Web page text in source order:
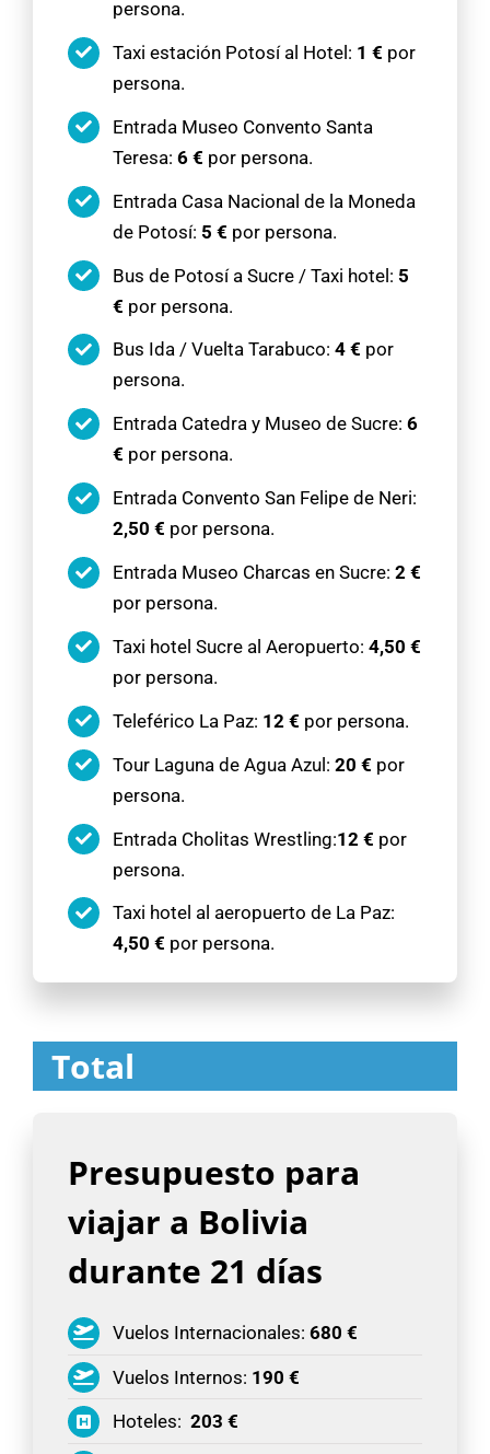
persona.
Taxi estación Potosí al Hotel: 1 € por
persona.
Entrada Museo Convento Santa
Teresa: 6 € por persona.
Entrada Casa Nacional de la Moneda
de Potosí: 5 € por persona.
Bus de Potosí a Sucre / Taxi hotel: 5
€ por persona.
Bus Ida / Vuelta Tarabuco: 4 € por
persona.
Entrada Catedra y Museo de Sucre: 6
€ por persona.
Entrada Convento San Felipe de Neri:
2,50 € por persona.
Entrada Museo Charcas en Sucre: 2 €
por persona.
Taxi hotel Sucre al Aeropuerto: 4,50 €
por persona.
Teleférico La Paz: 12 € por persona.
Tour Laguna de Agua Azul: 20 € por
persona.
Entrada Cholitas Wrestling:12 € por
persona.
Taxi hotel al aeropuerto de La Paz:
4,50 € por persona.
Total
Presupuesto para
viajar a Bolivia
durante 21 días
Vuelos Internacionales: 680 €
Vuelos Internos: 190 €
Hoteles: 203 €